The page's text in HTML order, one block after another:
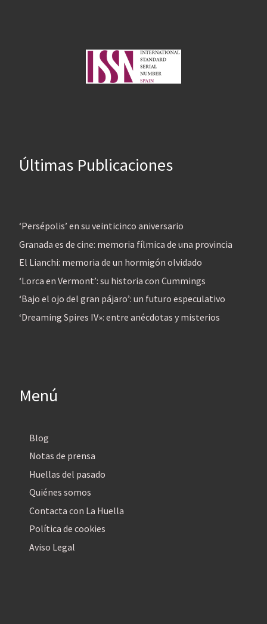
Últimas Publicaciones
‘Persépolis’ en su veinticinco aniversario
Granada es de cine: memoria fílmica de una provincia
El Lianchi: memoria de un hormigón olvidado
‘Lorca en Vermont’: su historia con Cummings
‘Bajo el ojo del gran pájaro’: un futuro especulativo
‘Dreaming Spires IV»: entre anécdotas y misterios
Menú
Blog
Notas de prensa
Huellas del pasado
Quiénes somos
Contacta con La Huella
Política de cookies
Aviso Legal